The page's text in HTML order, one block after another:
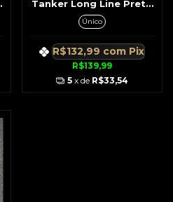
Tanker Long Line Preta
Flores c/ Nome TKR
Único
R$139,99
R$132,99 com Pix
5 x de R$33,54